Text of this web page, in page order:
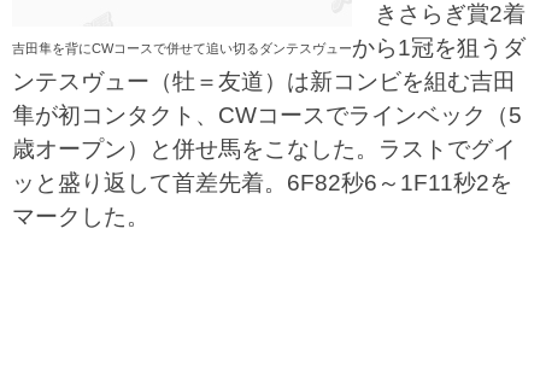
吉田隼を背にCWコースで併せて追い切るダンテスヴュー
きさらぎ賞2着
から1冠を狙うダ
ンテスヴュー（牡＝友道）は新コンビを組む吉田
隼が初コンタクト、CWコースでラインベック（5
歳オープン）と併せ馬をこなした。ラストでグイ
ッと盛り返して首差先着。6F82秒6～1F11秒2を
マークした。